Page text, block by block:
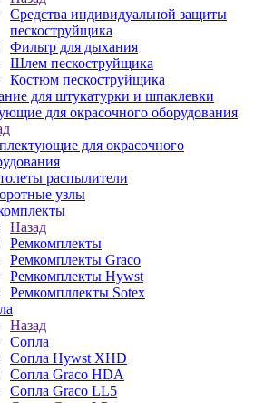
Средства индивидуальной защиты
пескоструйщика
Фильтр для дыхания
Шлем пескоструйщика
Костюм пескоструйщика
для штукатурки и шпаклевки
для окрасочного оборудования
для окрасочного
распылители
узлы
Назад
Ремкомплекты
Ремкомплекты Graco
Ремкомплекты Hywst
Ремкомпллекты Sotex
Назад
Сопла
Сопла Hywst XHD
Сопла Graco HDA
Сопла Graco LL5